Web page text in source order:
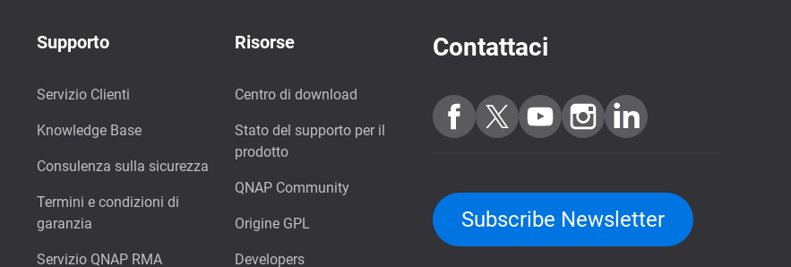
Supporto
Servizio Clienti
Knowledge Base
Consulenza sulla sicurezza
Termini e condizioni di
garanzia
Servizio QNAP RMA
Risorse
Centro di download
Stato del supporto per il
prodotto
QNAP Community
Origine GPL
Developers
Contattaci
Subscribe Newsletter